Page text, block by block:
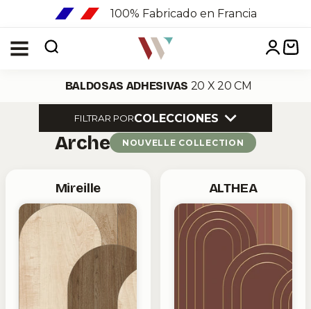
Menu
BALDOSAS ADHESIVAS 20 X 20 CM
FILTRAR PORCOLECCIONES
Arche NOUVELLE COLLECTION
Mireille ALTHEA